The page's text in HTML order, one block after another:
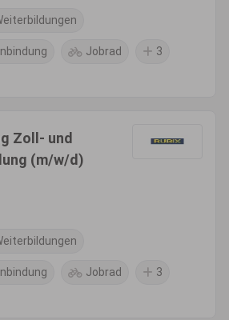
Jobrad 3
Zoll- und
(m/w/d)
Jobrad 3